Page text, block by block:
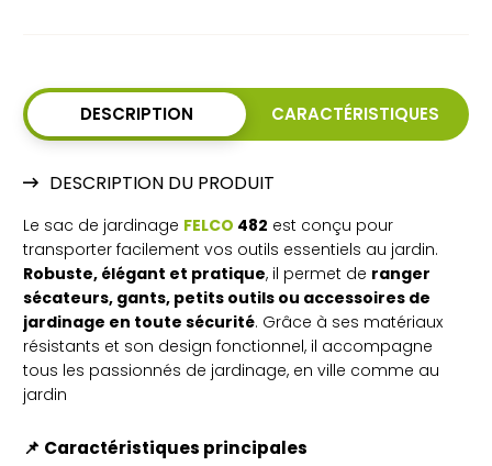
pratique
DESCRIPTION CARACTÉRISTIQUES
DESCRIPTION DU PRODUIT
Le sac de jardinage FELCO 482 est conçu pour
transporter facilement vos outils essentiels au jardin.
Robuste, élégant et pratique, il permet de ranger
sécateurs, gants, petits outils ou accessoires de
jardinage en toute sécurité. Grâce à ses matériaux
résistants et son design fonctionnel, il accompagne
tous les passionnés de jardinage, en ville comme au
jardin
📌 Caractéristiques principales